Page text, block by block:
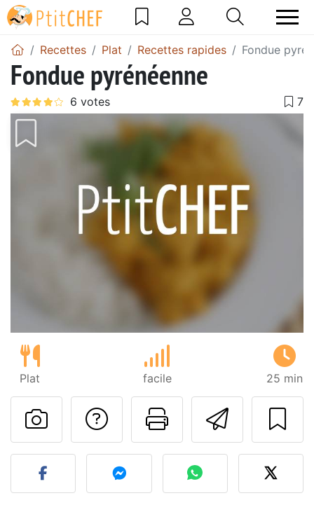
Recettes Plat Recettes rapides Fondue
Fondue pyrénéenne
Plat facile 25 min
Imprimer
Poser une
Publier votre photo de